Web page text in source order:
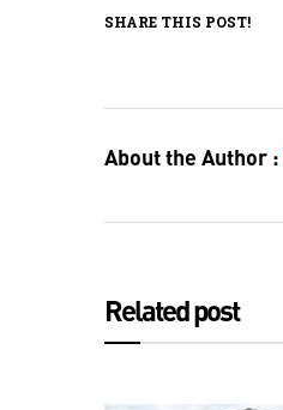
SHARE THIS POST!
About the Author :
Related post